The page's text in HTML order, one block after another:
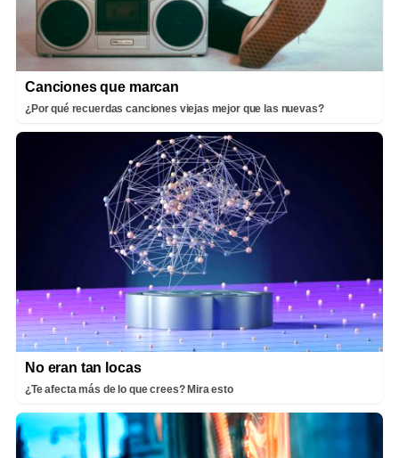
Canciones que marcan
¿Por qué recuerdas canciones viejas mejor que las nuevas?
No eran tan locas
¿Te afecta más de lo que crees? Mira esto